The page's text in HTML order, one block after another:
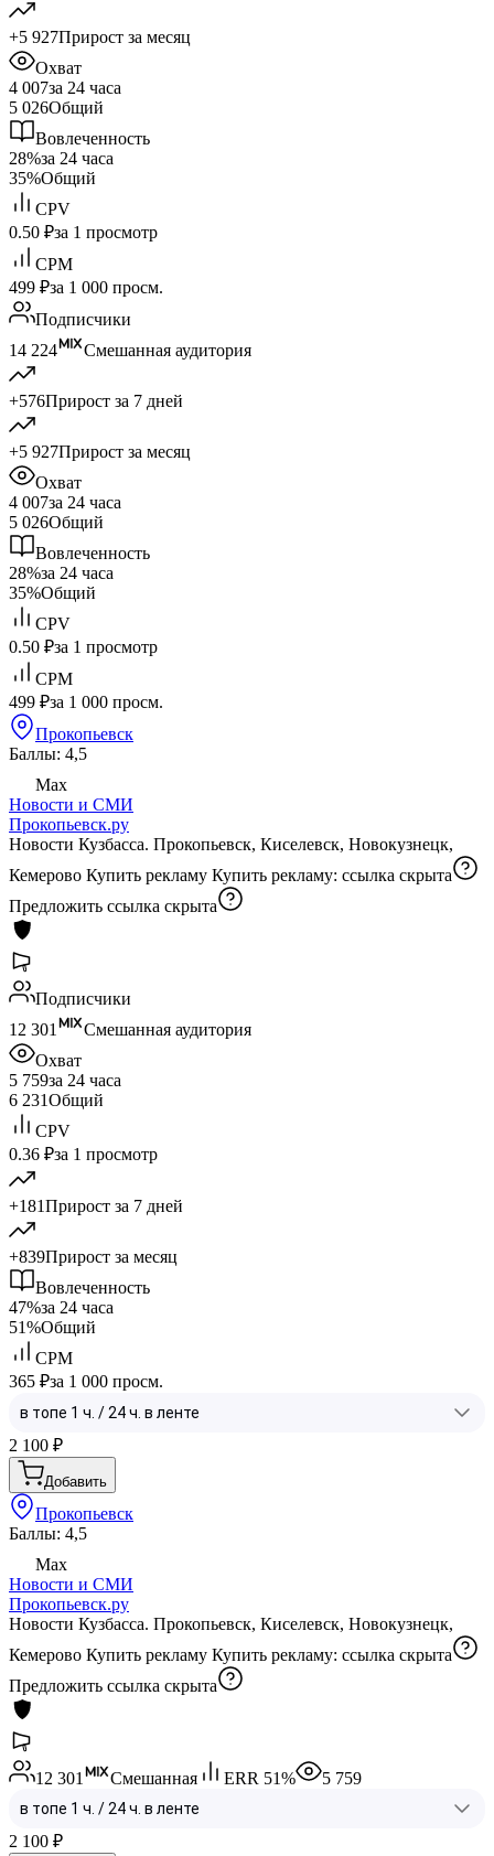
+5 927Прирост за месяц
Охват
4 007за 24 часа
5 026Общий
Вовлеченность
28%за 24 часа
35%Общий
CPV
0.50 ₽за 1 просмотр
CPM
499 ₽за 1 000 просм.
Подписчики
14 224
Смешанная аудитория
+576Прирост за 7 дней
+5 927Прирост за месяц
Охват
4 007за 24 часа
5 026Общий
Вовлеченность
28%за 24 часа
35%Общий
CPV
0.50 ₽за 1 просмотр
CPM
499 ₽за 1 000 просм.
Прокопьевск
Баллы: 4,5
Max
Новости и СМИ
Прокопьевск.ру
Новости Кузбасса. Прокопьевск, Киселевск, Новокузнецк,
Кемерово Купить рекламу Купить рекламу: ссылка скрыта
Предложить ссылка скрыта
Подписчики
12 301
Смешанная аудитория
Охват
5 759за 24 часа
6 231Общий
CPV
0.36 ₽за 1 просмотр
+181Прирост за 7 дней
+839Прирост за месяц
Вовлеченность
47%за 24 часа
51%Общий
CPM
365 ₽за 1 000 просм.
2 100 ₽
Добавить
Прокопьевск
Баллы: 4,5
Max
Новости и СМИ
Прокопьевск.ру
Новости Кузбасса. Прокопьевск, Киселевск, Новокузнецк,
Кемерово Купить рекламу Купить рекламу: ссылка скрыта
Предложить ссылка скрыта
12 301 Смешанная ERR 51% 5 759
2 100 ₽